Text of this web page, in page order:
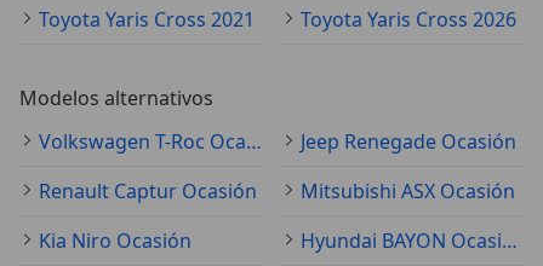
Toyota Yaris Cross 2021
Toyota Yaris Cross 2026
Modelos alternativos
Volkswagen T-Roc Ocasión
Jeep Renegade Ocasión
Renault Captur Ocasión
Mitsubishi ASX Ocasión
Kia Niro Ocasión
Hyundai BAYON Ocasión